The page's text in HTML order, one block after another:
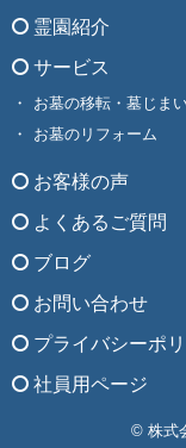
霊園紹介
サービス
お墓の移転・墓じま
お墓のリフォーム
お客様の声
よくあるご質問
ブログ
お問い合わせ
プライバシーポ
社員用ページ
© 株式